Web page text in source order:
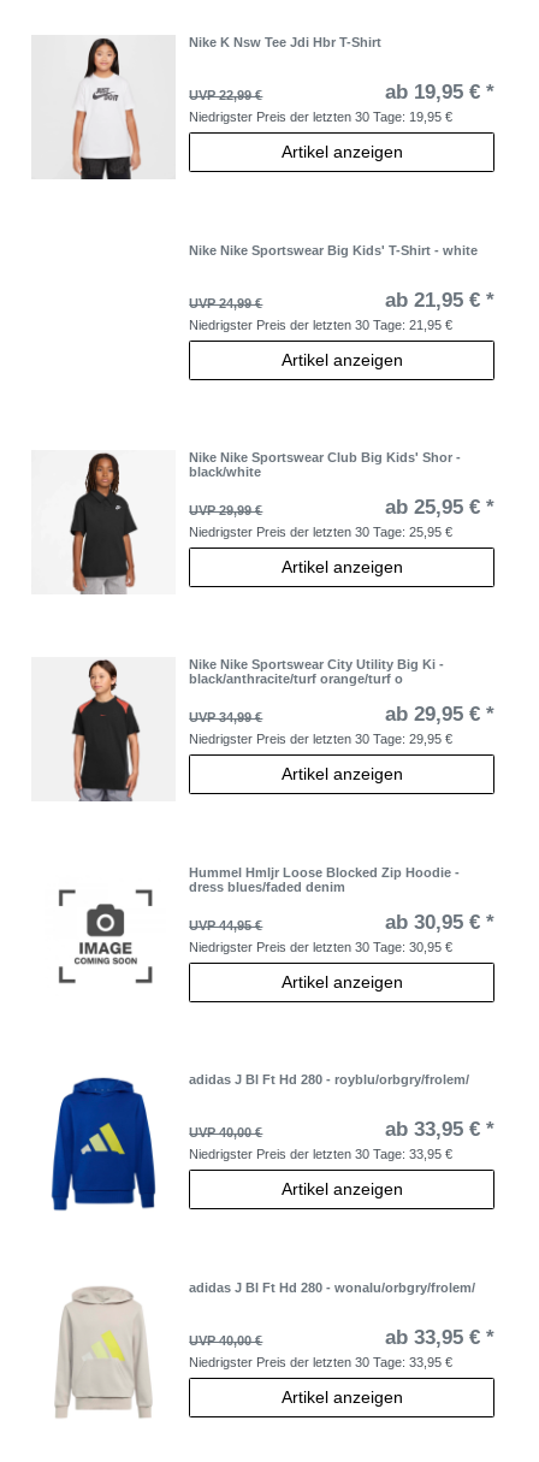
Nike K Nsw Tee Jdi Hbr T-Shirt
UVP 22,99 € ab 19,95 € *
Niedrigster Preis der letzten 30 Tage: 19,95 €
Artikel anzeigen
Nike Nike Sportswear Big Kids' T-Shirt - white
UVP 24,99 € ab 21,95 € *
Niedrigster Preis der letzten 30 Tage:21,95 €
Artikel anzeigen
Nike Nike Sportswear Club Big Kids' Shor -
black/white
UVP 29,99 € ab 25,95 € *
Niedrigster Preis der letzten 30 Tage:25,95 €
Artikel anzeigen
Nike Nike Sportswear City Utility Big Ki -
black/anthracite/turf orange/turf o
UVP 34,99 € ab 29,95 € *
Niedrigster Preis der letzten 30 Tage:29,95 €
Artikel anzeigen
Hummel Hmljr Loose Blocked Zip Hoodie -
dress blues/faded denim
UVP 44,95 € ab 30,95 € *
Niedrigster Preis der letzten 30 Tage:30,95 €
Artikel anzeigen
adidas J Bl Ft Hd 280 - royblu/orbgry/frolem/
UVP 40,00 € ab 33,95 € *
Niedrigster Preis der letzten 30 Tage:33,95 €
Artikel anzeigen
adidas J Bl Ft Hd 280 - wonalu/orbgry/frolem/
UVP 40,00 € ab 33,95 € *
Niedrigster Preis der letzten 30 Tage:33,95 €
Artikel anzeigen